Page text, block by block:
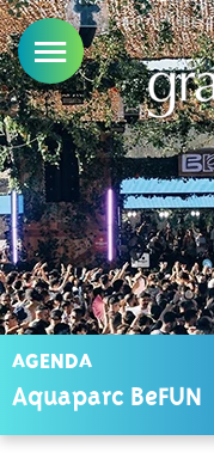
AGENDA
Aquaparc BeFUN